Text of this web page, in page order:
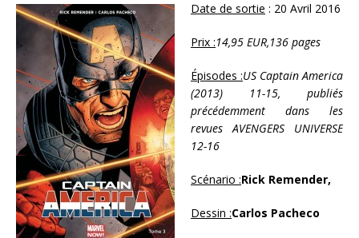
Date de sortie : 20 Avril 2016
Prix :14,95 EUR,136 pages
Épisodes :US Captain America
(2013) 11-15, publiés
précédemment dans les
revues AVENGERS UNIVERSE
12-16
Scénario :Rick Remender,
Dessin :Carlos Pacheco